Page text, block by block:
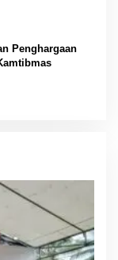
Penghargaan